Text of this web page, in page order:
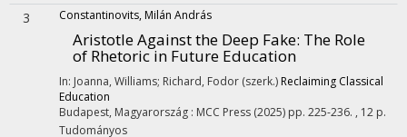
3 Constantinovits, Milán András
Aristotle Against the Deep Fake: The Role
of Rhetoric in Future Education
In: Joanna, Williams; Richard, Fodor (szerk.) Reclaiming Classical
Education
Budapest, Magyarország : MCC Press (2025) pp. 225-236. , 12 p.
Tudományos